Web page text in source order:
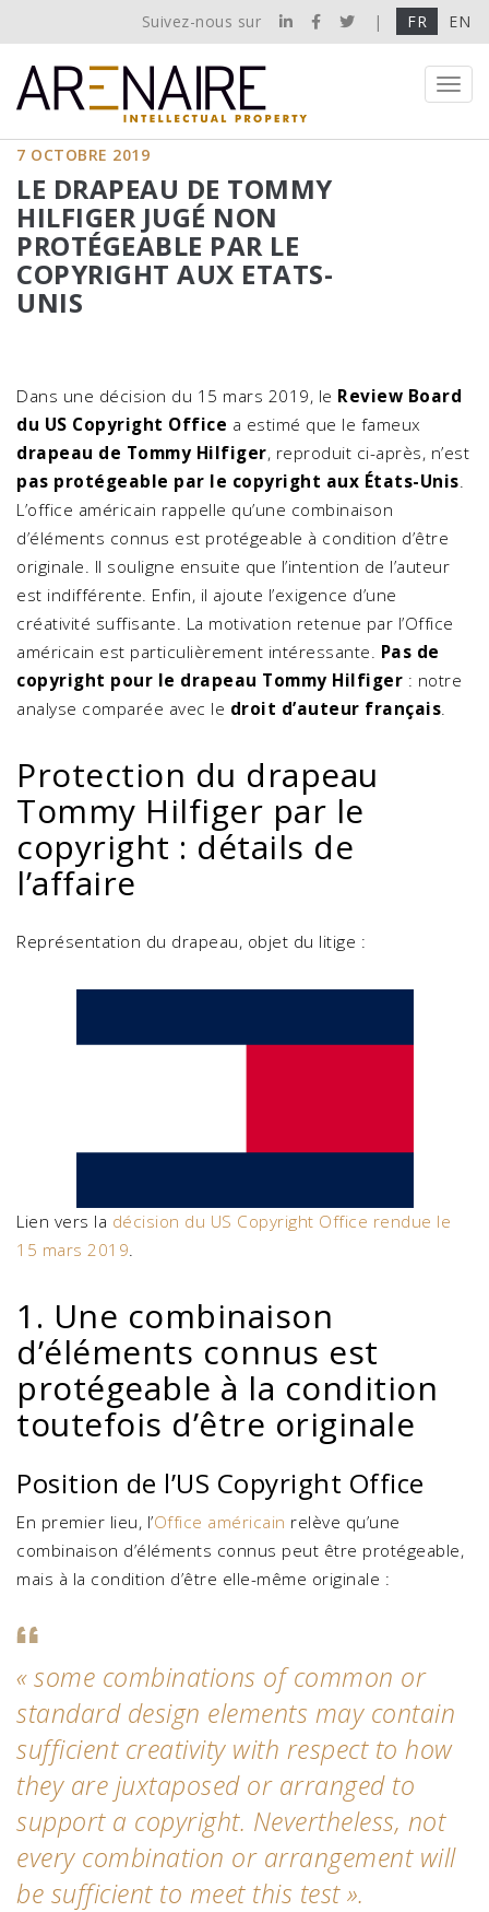
Suivez-nous sur | FR EN
7 OCTOBRE 2019
LE DRAPEAU DE TOMMY
HILFIGER JUGÉ NON
PROTÉGEABLE PAR LE
COPYRIGHT AUX ETATS-
UNIS
Dans une décision du 15 mars 2019, le Review Board
du US Copyright Office a estimé que le fameux
drapeau de Tommy Hilfiger, reproduit ci-après, n’est
pas protégeable par le copyright aux États-Unis.
L’office américain rappelle qu’une combinaison
d’éléments connus est protégeable à condition d’être
originale. Il souligne ensuite que l’intention de l’auteur
est indifférente. Enfin, il ajoute l’exigence d’une
créativité suffisante. La motivation retenue par l’Office
américain est particulièrement intéressante. Pas de
copyright pour le drapeau Tommy Hilfiger : notre
analyse comparée avec le droit d’auteur français.
Protection du drapeau
Tommy Hilfiger par le
copyright : détails de
l’affaire
Représentation du drapeau, objet du litige :
Lien vers la décision du US Copyright Office rendue le
15 mars 2019.
1. Une combinaison
d’éléments connus est
protégeable à la condition
toutefois d’être originale
Position de l’US Copyright Office
En premier lieu, l’Office américain relève qu’une
combinaison d’éléments connus peut être protégeable,
mais à la condition d’être elle-même originale :
«some combinations of common or
standard design elements may contain
sufficient creativity with respect to how
they are juxtaposed or arranged to
support a copyright. Nevertheless, not
every combination or arrangement will
be sufficient to meet this test».